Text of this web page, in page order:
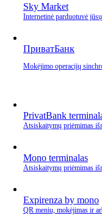
Sky Market
Internetinė parduotuvė
ПриватБанк
Mokėjimo operacijų
PrivatBank
Atsiskaitymų priėmimas
Mono terminalas
Atsiskaitymų priėmimas
Expirenza by mono
QR meniu, mokėjimas ir